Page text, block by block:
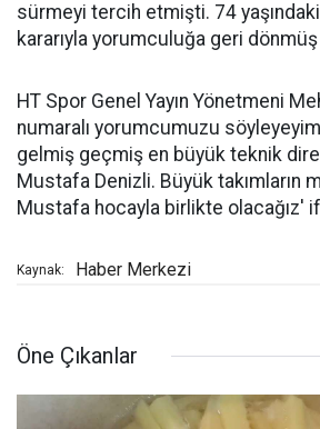
sürmeyi tercih etmişti. 74
kararıyla yorumculuğa geri
HT Spor Genel Yayın Yönetmeni
numaralı yorumcumuzu
gelmiş geçmiş en büyük teknik
Mustafa Denizli. Büyük takımların
Mustafa hocayla birlikte olacağız'
Kaynak: Haber Merkezi
Öne Çıkanlar